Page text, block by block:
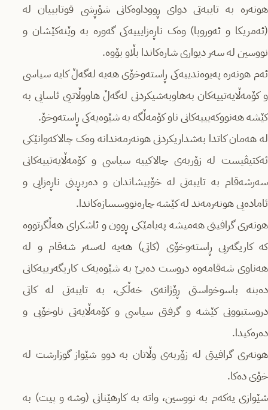
هونەرە بە تایبەتی دوای ڕووداوەکانی شۆڕشی قوتابییان لە
(ئەمریکا و ئەوروپا) وەک ناڕەزایییەکی گەورە بە وێنەکێشان و
نووسین لە سەر دیواری شارەکاندا بڵاو بۆوە.
ئەم هونەرە پەیوەندییەکی ڕاستەوخۆی هەیە لەگەڵ کایە سیاسی
و کۆمەڵایەتییەکان بەهاوبەشیکردنی لەگەڵ هاووڵاتیی ئاسایی بە
کێشە هەنووکەیییەکانی ناو کۆمەڵگە بە شێوەیەکی ڕاستەوخۆ.
لە هەمان کاتدا بەشداریکردنی هونەرمەندانە وەک چالاکەوانێکی
ئەکتیڤیست لە زۆربەی چالاکییە سیاسی و کۆمەڵایەتییەکانی
سەرشەقام بە تایبەتی لە خۆپیشاندان و دەربڕینی ناڕەزایی و
ئامادەیی هونەرمەند لە کێشە چارەنووسسازەکاندا.
هونەری گرافیتی هەمیشە پەیامێکی ڕوون و ئاشکرای هەڵگرتووە
کە کاریگەریی ڕاستەوخۆی (کاتی) هەیە لەسەر شەقام و لە
هەناوی شەقامەوە دروست دەبێ بە شێوەیەک کاریگەرییەکانی
دەبنە باسوخواستی ڕۆژانەی خەڵکی، بە تایبەتی لە کاتی
دروستبوونی کێشە و گرفتی سیاسی و کۆمەڵایەتی ناوخۆیی و
دەرەکیدا.
هونەری گرافیتی لە زۆربەی وڵاتان بە دوو شێواز گوزارشت لە
خۆی دەکا.
شێوازی یەکەم بە نووسین، واتە بە کارهێنانی (وشە و پیت) بە